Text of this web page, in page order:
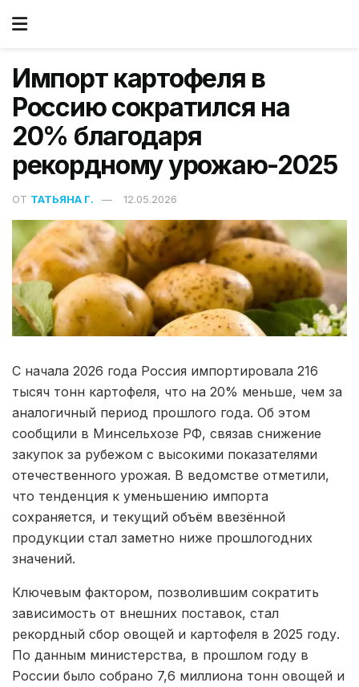
Импорт картофеля в
Россию сократился на
20% благодаря
рекордному урожаю-2025
ОТ ТАТЬЯНА Г. 12.05.2026
С начала 2026 года Россия импортировала 216
тысяч тонн картофеля, что на 20% меньше, чем за
аналогичный период прошлого года. Об этом
сообщили в Минсельхозе РФ, связав снижение
закупок за рубежом с высокими показателями
отечественного урожая. В ведомстве отметили,
что тенденция к уменьшению импорта
сохраняется, и текущий объём ввезённой
продукции стал заметно ниже прошлогодних
значений.
Ключевым фактором, позволившим сократить
зависимость от внешних поставок, стал
рекордный сбор овощей и картофеля в 2025 году.
По данным министерства, в прошлом году в
России было собрано 7,6 миллиона тонн овощей и